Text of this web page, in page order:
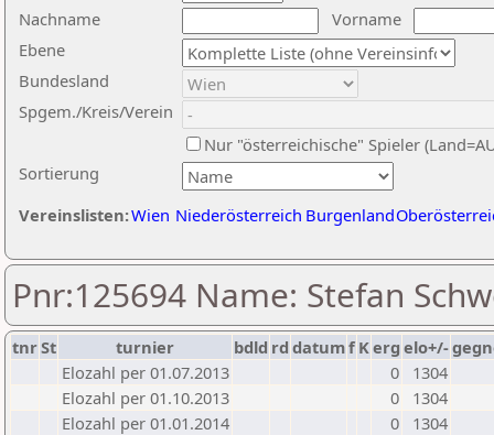
Nachname
Vorname
Ebene
Sortierung
Bundesland
Spgem./Kreis/Verein
Nur "österreichische" Spieler
Vereinslisten:Wien Niederösterreich Burgenland
Pnr:125694 Name: Stefan
tnrSt turnier bdld rd datumf Kerg elo+/-
Elozahl per 01.07.2013
0
1304
Elozahl per 01.10.2013
0
1304
Elozahl per 01.01.2014
0
1304